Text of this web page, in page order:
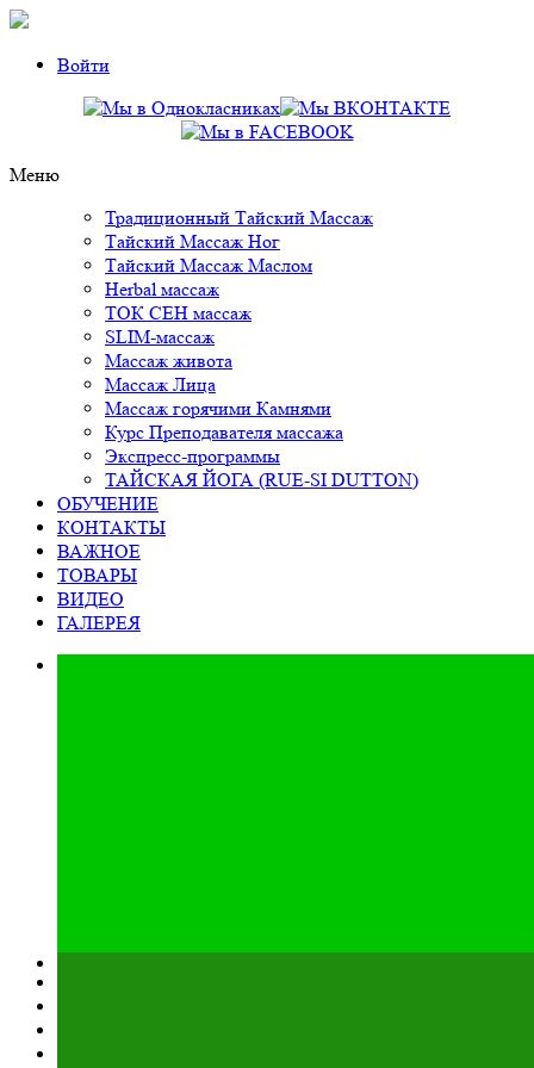
Войти
Mеню
Традиционный Тайский Массаж
Тайский Массаж Ног
Тайский Массаж Маслом
Herbal массаж
ТОК СЕН массаж
SLIM-массаж
Массаж живота
Массаж Лица
Массаж горячими Камнями
Курс Преподавателя массажа
Экспресс-программы
ТАЙСКАЯ ЙОГА (RUE-SI DUTTON)
ОБУЧЕНИЕ
КОНТАКТЫ
ВАЖНОЕ
ТОВАРЫ
ВИДЕО
ГАЛЕРЕЯ